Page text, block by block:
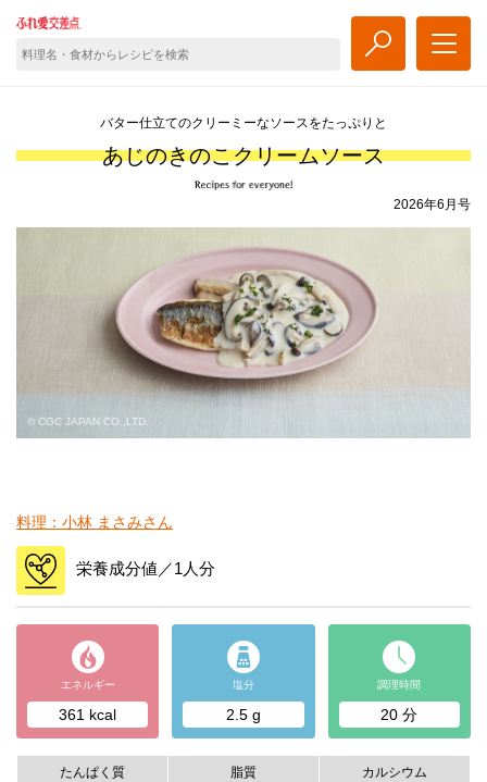
バター仕立てのクリーミーなソースをたっぷりと
あじのきのこクリームソース
2026年6月号
© CGC JAPAN CO.,LTD.
料理：小林 まさみさん
栄養成分値／1人分
エネルギー
361 kcal
塩分
2.5 g
調理時間
20 分
たんぱく質 脂質 カルシウム